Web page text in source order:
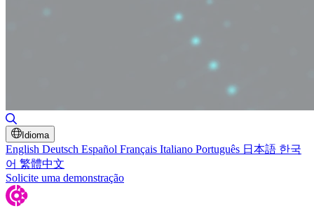
Idioma
English Deutsch Español Français Italiano Português 日本語 한국
어 繁體中文
Solicite uma demonstração